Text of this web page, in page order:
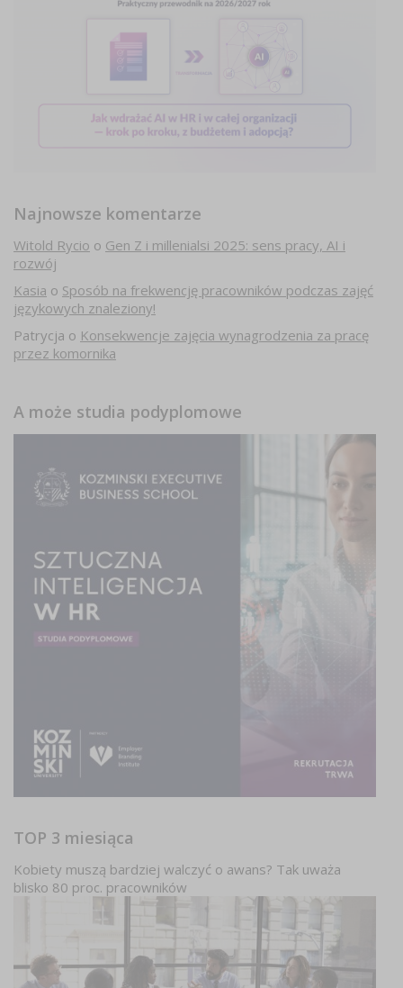
Najnowsze komentarze
Witold Rycio o Gen Z i millenialsi 2025: sens pracy, AI i
rozwój
Kasia o Sposób na frekwencję pracowników podczas zajęć
językowych znaleziony!
Patrycja o Konsekwencje zajęcia wynagrodzenia za pracę
przez komornika
A może studia podyplomowe
TOP 3 miesiąca
Kobiety muszą bardziej walczyć o awans? Tak uważa
blisko 80 proc. pracowników